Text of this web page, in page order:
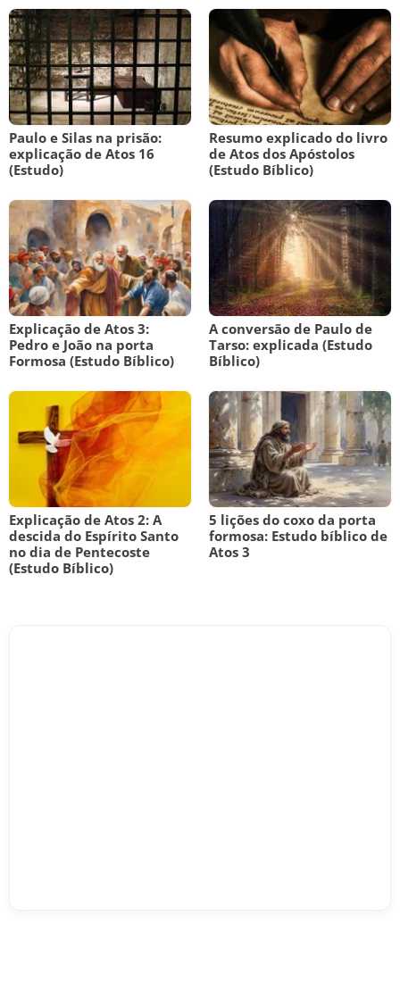
Paulo e Silas na prisão:
explicação de Atos 16
(Estudo)
Resumo explicado do livro
de Atos dos Apóstolos
(Estudo Bíblico)
Explicação de Atos 3:
Pedro e João na porta
Formosa (Estudo Bíblico)
A conversão de Paulo de
Tarso: explicada (Estudo
Bíblico)
Explicação de Atos 2: A
descida do Espírito Santo
no dia de Pentecoste
(Estudo Bíblico)
5 lições do coxo da porta
formosa: Estudo bíblico de
Atos 3